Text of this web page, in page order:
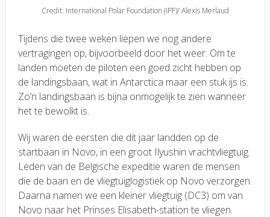
Credit: International Polar Foundation (IPF)/ Alexis Merlaud
Tijdens die twee weken liepen we nog andere
vertragingen op, bijvoorbeeld door het weer. Om te
landen moeten de piloten een goed zicht hebben op
de landingsbaan, wat in Antarctica maar een stuk ijs is.
Zo’n landingsbaan is bijna onmogelijk te zien wanneer
het te bewolkt is.
Wij waren de eersten die dit jaar landden op de
startbaan in Novo, in een groot Ilyushin vrachtvliegtuig.
Leden van de Belgische expeditie waren de mensen
die de baan en de vliegtuiglogistiek op Novo verzorgen.
Daarna namen we een kleiner vliegtuig (DC3) om van
Novo naar het Prinses Elisabeth-station te vliegen.